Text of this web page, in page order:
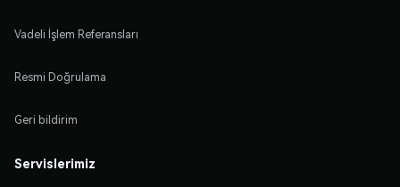
Vadeli İşlem Referansları
Resmi Doğrulama
Geri bildirim
Servislerimiz